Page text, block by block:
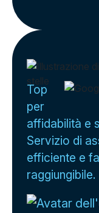
Top
per
affidabilità e
Servizio di
efficiente e
raggiungibile.